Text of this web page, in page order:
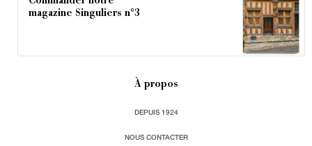
magazine Singuliers n°3
À propos
DEPUIS 1924
NOUS CONTACTER